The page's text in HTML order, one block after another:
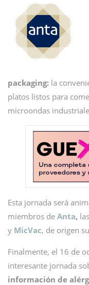
packaging: la
platos listos para
microondas
Esta jornada será
miembros de Anta,
y MicVac, de origen
Finalmente, el 16 de
interesante jornada
información de